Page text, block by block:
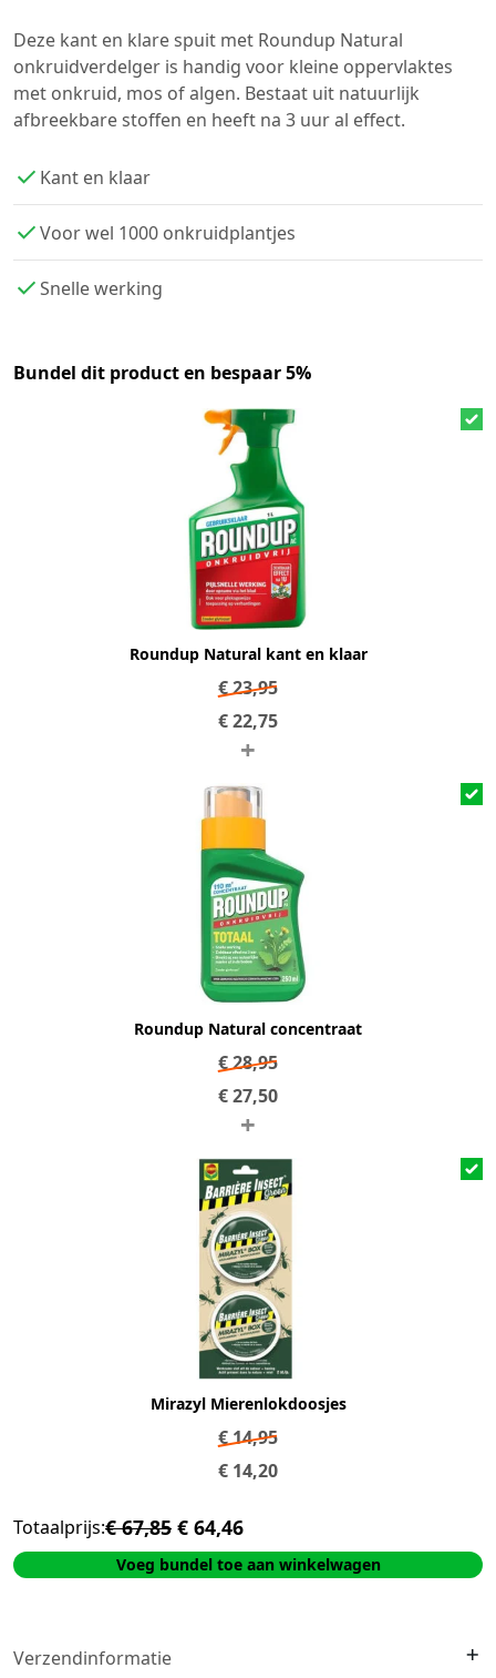
Deze kant en klare spuit met Roundup Natural
onkruidverdelger is handig voor kleine oppervlaktes
met onkruid, mos of algen. Bestaat uit natuurlijk
afbreekbare stoffen en heeft na 3 uur al effect.
Kant en klaar
Voor wel 1000 onkruidplantjes
Snelle werking
Bundel dit product en bespaar 5%
Roundup Natural kant en klaar
€23,95
€22,75
+
Roundup Natural concentraat
€28,95
€27,50
+
Mirazyl Mierenlokdoosjes
€14,95
€ 14,20
Totaalprijs:€ 67,85 € 64,46
Voeg bundel toe aan winkelwagen
Verzendinformatie